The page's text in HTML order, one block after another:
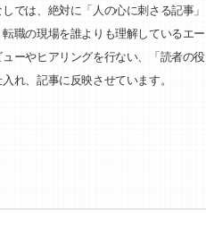
では、絶対に「人の心に刺さる記事」
職の現場を誰よりも理解しているエー
ーやヒアリングを行ない、「読者の役
れ、記事に反映させています。